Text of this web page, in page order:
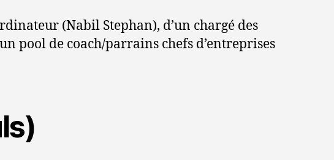
(Nabil Stephan), d’un chargé des
pool de coach/parrains chefs d’entreprises